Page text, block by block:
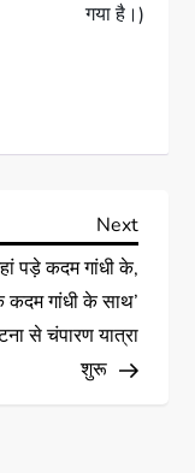
गया है।)
Next
पड़े कदम गांधी के,
कदम गांधी के साथ’
से चंपारण यात्रा
शुरू